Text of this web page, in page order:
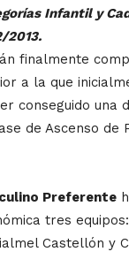
Infantil y
2013.
finalmente
a la que
conseguido una
de Ascenso de
Preferente
tres
Castellón y